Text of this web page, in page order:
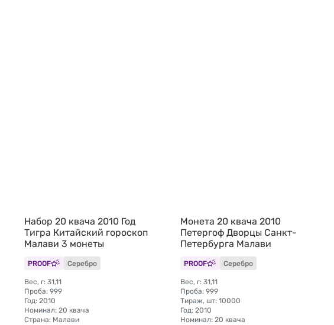
Набор 20 квача 2010 Год
Тигра Китайский гороскоп
Малави 3 монеты
PROOF Серебро
Вес, г: 31,11
Проба: 999
Год: 2010
Номинал: 20 квача
Страна: Малави
Монета 20 квача 2010
Петергоф Дворцы Санкт-
Петербурга Малави
PROOF Серебро
Вес, г: 31,11
Проба: 999
Тираж, шт: 10000
Год: 2010
Номинал: 20 квача